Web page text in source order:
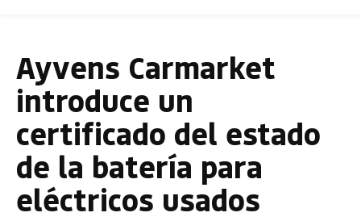
Ayvens Carmarket
introduce un
certificado del estado
de la batería para
eléctricos usados